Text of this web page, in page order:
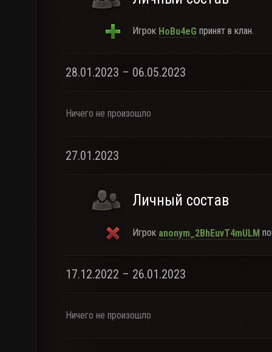
Игрок HoBu4eG принят в клан.
28.01.2023 – 06.05.2023
Ничего не произошло
27.01.2023
Личный состав
Игрок anonym_2BhEuvT4mULM
17.12.2022 – 26.01.2023
Ничего не произошло